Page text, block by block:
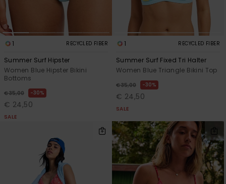
1 RECYCLED FIBER
Summer Surf Hipster
Women Blue Hipster Bikini
Bottoms
€ 35,00 30%
€ 24,50
SALE
1 RECYCLED FIBER
Summer Surf Fixed Tri Halter
Women Blue Triangle Bikini Top
€ 35,00 30%
€ 24,50
SALE